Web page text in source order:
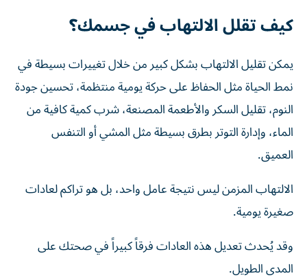
كيف تقلل الالتهاب في جسمك؟
يمكن تقليل الالتهاب بشكل كبير من خلال تغييرات بسيطة في
نمط الحياة مثل الحفاظ على حركة يومية منتظمة، تحسين جودة
النوم، تقليل السكر والأطعمة المصنعة، شرب كمية كافية من
الماء، وإدارة التوتر بطرق بسيطة مثل المشي أو التنفس
العميق.
الالتهاب المزمن ليس نتيجة عامل واحد، بل هو تراكم لعادات
صغيرة يومية.
وقد يُحدث تعديل هذه العادات فرقاً كبيراً في صحتك على
المدى الطويل.